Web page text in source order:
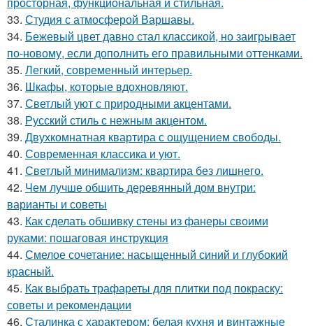
33. Студия с атмосферой Варшавы.
34. Бежевый цвет давно стал классикой, но заигрывает
по-новому, если дополнить его правильными оттенками.
35. Легкий, современный интерьер.
36. Шкафы, которые вдохновляют.
37. Светлый уют с природными акцентами.
38. Русский стиль с нежным акцентом.
39. Двухкомнатная квартира с ощущением свободы.
40. Современная классика и уют.
41. Светлый минимализм: квартира без лишнего.
42. Чем лучше обшить деревянный дом внутри:
варианты и советы
43. Как сделать обшивку стены из фанеры своими
руками: пошаговая инструкция
44. Смелое сочетание: насыщенный синий и глубокий
красный.
45. Как выбрать трафареты для плитки под покраску:
советы и рекомендации
46. Сталинка с характером: белая кухня и винтажные